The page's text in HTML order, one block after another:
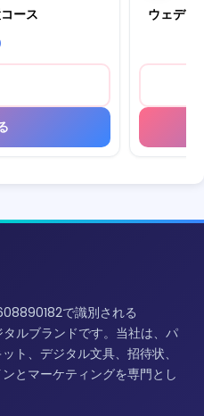
ース ウェディ
で識別される
タルブランドです。当社は、パ
ト、デジタル文具、招待状、
とマーケティングを専門とし